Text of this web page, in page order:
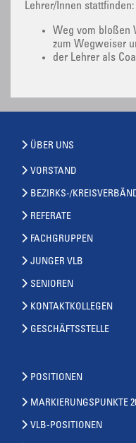
Lehrer/Innen stattfinden:
Weg vom bloßen
zum Wegweiser
der Lehrer als
ÜBER UNS
VORSTAND
BEZIRKS-/
REFERATE
FACHGRUPPEN
JUNGER VLB
SENIOREN
KONTAKTKOLLEGEN
GESCHÄFTSSTELLE
POSITIONEN
MARKIERUNGSPUNKTE
VLB-POSITIONEN